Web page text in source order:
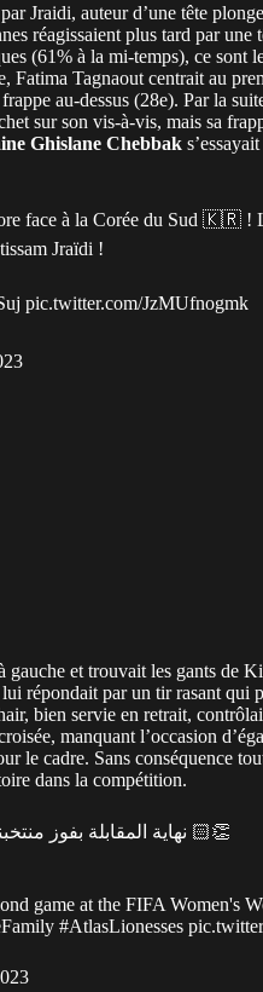
Jraidi, auteur d’une tête
réagissaient plus tard par une
(61% à la mi-temps), ce sont
Fatima Tagnaout centrait au
au-dessus (28e). Par la
sur son vis-à-vis, mais sa
Ghislane Chebbak
face à la Corée du Sud 🇰🇷 !
Jraïdi !
pic.twitter.com/JzMUfnogmk
gauche et trouvait les gants de
répondait par un tir rasant qui
bien servie en retrait,
manquant l’occasion
le cadre. Sans conséquence
dans la compétition.
نهاية المقابلة بفوز منتخبنا الوطني النسوي أمام منتخب كوريا الجنوبية 👏🏻
game at the FIFA Women's
#AtlasLionesses